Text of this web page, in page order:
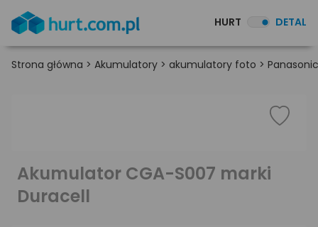
HURT DETAL
Strona główna > Akumulatory > akumulatory foto > Panasonic
Akumulator CGA-S007 marki
Duracell